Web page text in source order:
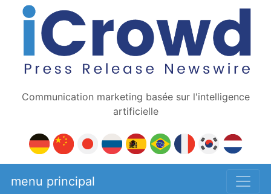
Communication marketing basée sur l'intelligence
artificielle
menu principal